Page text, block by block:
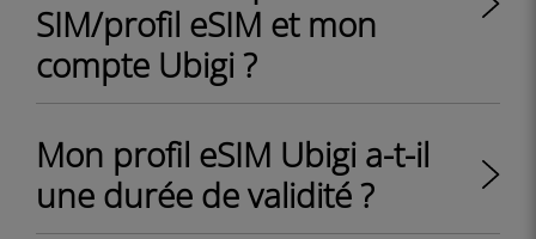
SIM/profil eSIM et mon
compte Ubigi ?
Mon profil eSIM Ubigi a-t-il
une durée de validité ?